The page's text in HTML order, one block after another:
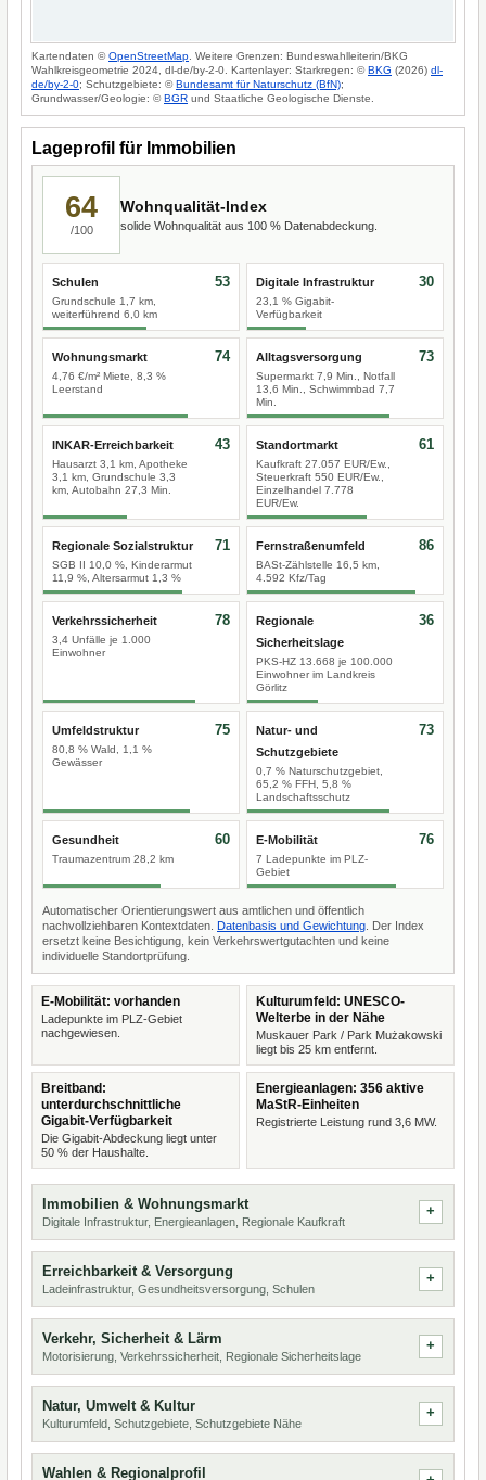
Kartendaten ©OpenStreetMap . Weitere Grenzen: Bundeswahlleiterin/BKG
Wahlkreisgeometrie 2024, dl-de/by-2-0. Kartenlayer: Starkregen: ©BKG (2026) dl-
de/by-2-0; Schutzgebiete: ©Bundesamt für Naturschutz (BfN);
Grundwasser/Geologie: ©BGR und Staatliche Geologische Dienste.
Lageprofil für Immobilien
64
/100
Wohnqualität-Index
solide Wohnqualität aus 100 % Datenabdeckung.
Schulen
Grundschule 1,7 km,
weiterführend 6,0 km
53 Digitale Infrastruktur
23,1 % Gigabit-
Verfügbarkeit
30
Wohnungsmarkt
4,76 €/m² Miete, 8,3 %
Leerstand
74 Alltagsversorgung
Supermarkt 7,9 Min., Notfall
13,6 Min., Schwimmbad 7,7
Min.
73
INKAR-Erreichbarkeit
Hausarzt 3,1 km, Apotheke
3,1 km, Grundschule 3,3
km, Autobahn 27,3 Min.
43 Standortmarkt
Kaufkraft 27.057 EUR/Ew.,
Steuerkraft 550 EUR/Ew.,
Einzelhandel 7.778
EUR/Ew.
61
Regionale Sozialstruktur
SGB II 10,0 %, Kinderarmut
11,9 %, Altersarmut 1,3 %
71 Fernstraßenumfeld
BASt-Zählstelle 16,5 km,
4.592 Kfz/Tag
86
Verkehrssicherheit
3,4 Unfälle je 1.000
Einwohner
78
Regionale
Sicherheitslage
PKS-HZ 13.668 je 100.000
Einwohner im Landkreis
Görlitz
36
Umfeldstruktur
80,8 % Wald, 1,1 %
Gewässer
75
Natur- und
Schutzgebiete
0,7 % Naturschutzgebiet,
65,2 % FFH, 5,8 %
Landschaftsschutz
73
Gesundheit
Traumazentrum 28,2 km
60 E-Mobilität
7 Ladepunkte im PLZ-
Gebiet
76
Automatischer Orientierungswert aus amtlichen und öffentlich
nachvollziehbaren Kontextdaten. Datenbasis und Gewichtung . Der Index
ersetzt keine Besichtigung, kein Verkehrswertgutachten und keine
individuelle Standortprüfung.
E-Mobilität: vorhanden
Ladepunkte im PLZ-Gebiet
nachgewiesen.
Kulturumfeld: UNESCO-
Welterbe in der Nähe
Muskauer Park / Park Mużakowski
liegt bis 25 km entfernt.
Breitband:
unterdurchschnittliche
Gigabit-Verfügbarkeit
Die Gigabit-Abdeckung liegt unter
50 % der Haushalte.
Energieanlagen: 356 aktive
MaStR-Einheiten
Registrierte Leistung rund 3,6 MW.
Immobilien & Wohnungsmarkt
Digitale Infrastruktur, Energieanlagen, Regionale Kaufkraft
Erreichbarkeit & Versorgung
Ladeinfrastruktur, Gesundheitsversorgung, Schulen
Verkehr, Sicherheit & Lärm
Motorisierung, Verkehrssicherheit, Regionale Sicherheitslage
Natur, Umwelt & Kultur
Kulturumfeld, Schutzgebiete, Schutzgebiete Nähe
Wahlen & Regionalprofil